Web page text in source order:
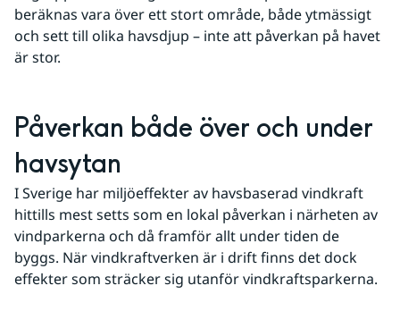
beräknas vara över ett stort område, både ytmässigt
och sett till olika havsdjup – inte att påverkan på havet
är stor.
Påverkan både över och under
havsytan
I Sverige har miljöeffekter av havsbaserad vindkraft
hittills mest setts som en lokal påverkan i närheten av
vindparkerna och då framför allt under tiden de
byggs. När vindkraftverken är i drift finns det dock
effekter som sträcker sig utanför vindkraftsparkerna.